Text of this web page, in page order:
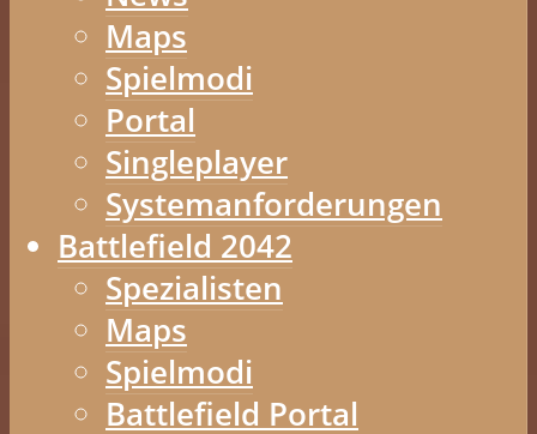
Maps
Spielmodi
Portal
Singleplayer
Systemanforderungen
Battlefield 2042
Spezialisten
Maps
Spielmodi
Battlefield Portal